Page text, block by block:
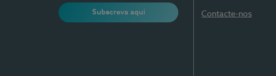
Subscreva aqui Contacte-nos